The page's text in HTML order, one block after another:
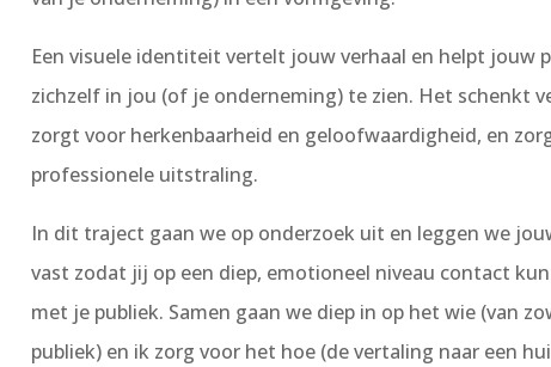
Een visuele identiteit vertelt jouw verhaal en helpt jouw
zichzelf in jou (of je onderneming) te zien. Het schenkt
zorgt voor herkenbaarheid en geloofwaardigheid, en
professionele uitstraling.
In dit traject gaan we op onderzoek uit en leggen we
vast zodat jij op een diep, emotioneel niveau contact
met je publiek. Samen gaan we diep in op het wie (van
publiek) en ik zorg voor het hoe (de vertaling naar een